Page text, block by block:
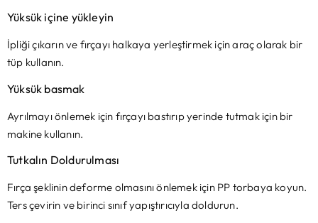
Yüksük içine yükleyin
İpliği çıkarın ve fırçayı halkaya yerleştirmek için araç olarak bir
tüp kullanın.
Yüksük basmak
Ayrılmayı önlemek için fırçayı bastırıp yerinde tutmak için bir
makine kullanın.
Tutkalın Doldurulması
Fırça şeklinin deforme olmasını önlemek için PP torbaya koyun.
Ters çevirin ve birinci sınıf yapıştırıcıyla doldurun.